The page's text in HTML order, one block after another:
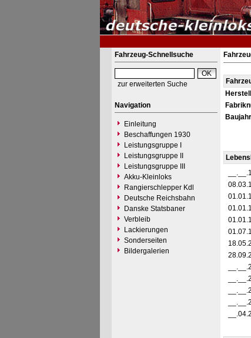
Fahrzeug-Schnellsuche
zur erweiterten Suche
Navigation
Einleitung
Beschaffungen 1930
Leistungsgruppe I
Leistungsgruppe II
Leistungsgruppe III
Akku-Kleinloks
Rangierschlepper Kdl
Deutsche Reichsbahn
Danske Statsbaner
Verbleib
Lackierungen
Sonderseiten
Bildergalerien